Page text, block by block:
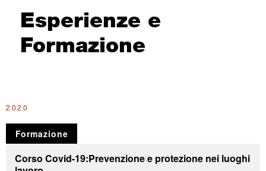
Esperienze e
Formazione
2020
Formazione
Corso Covid-19:Prevenzione e protezione nei luoghi